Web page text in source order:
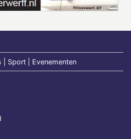
| Sport | Evenementen